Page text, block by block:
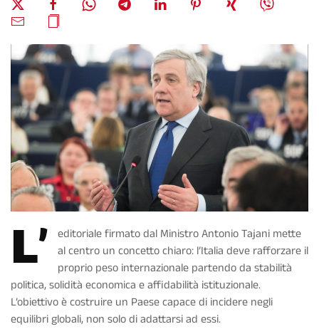
L’
editoriale firmato dal Ministro Antonio Tajani mette
al centro un concetto chiaro: l’Italia deve rafforzare il
proprio peso internazionale partendo da stabilità
politica, solidità economica e affidabilità istituzionale.
L’obiettivo è costruire un Paese capace di incidere negli
equilibri globali, non solo di adattarsi ad essi.